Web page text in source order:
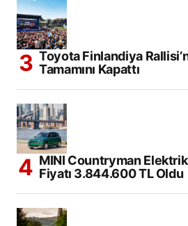
Toyota Finlandiya
Tamamını Kapattı
MINI Countryman
Fiyatı 3.844.600 TL Oldu